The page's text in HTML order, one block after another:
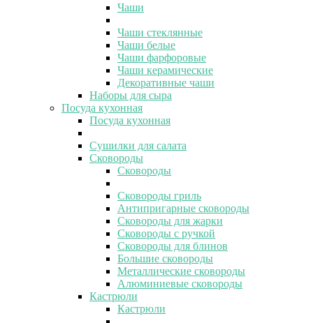
Чаши
Чаши стеклянные
Чаши белые
Чаши фарфоровые
Чаши керамические
Декоративные чаши
Наборы для сыра
Посуда кухонная
Посуда кухонная
Сушилки для салата
Сковороды
Сковороды
Сковороды гриль
Антипригарные сковороды
Сковороды для жарки
Сковороды с ручкой
Сковороды для блинов
Большие сковороды
Металлические сковороды
Алюминиевые сковороды
Кастрюли
Кастрюли